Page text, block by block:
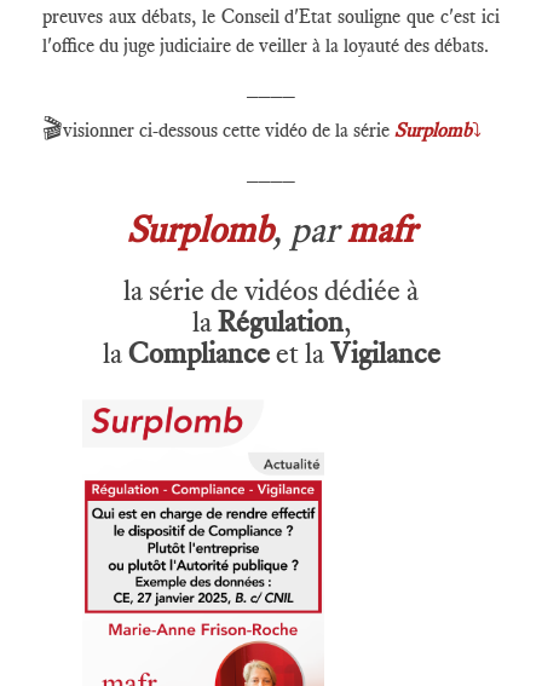
preuves aux débats, le Conseil d'Etat souligne que c'est ici
l'office du juge judiciaire de veiller à la loyauté des débats.
🎬visionner ci-dessous cette vidéo de la série Surplomb⤵️
Surplomb, parmafr
la série de vidéos dédiée à
laRégulation,
laComplianceet laVigilance